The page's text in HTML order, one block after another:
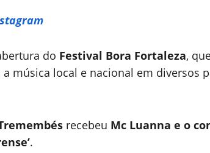
do Festival Bora Fortaleza,
música local e nacional em diversos
recebeu Mc Luanna e o
.